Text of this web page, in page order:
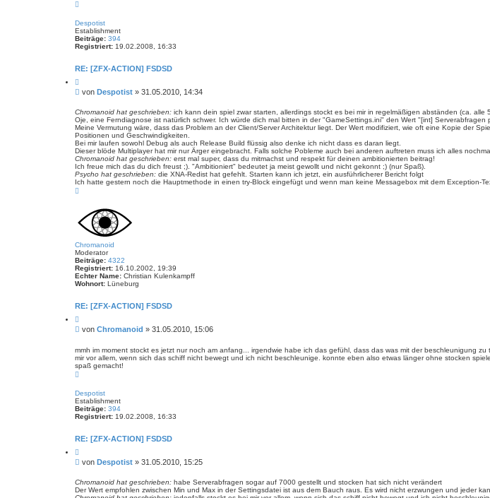
a
g
h
o
b
e
Despotist
Establishment
Beiträge: 394
Registriert: 19.02.2008, 16:33
RE: [ZFX-ACTION] FSDSD
i
t
e
r
e
n
B
i
t
r
a
g
von Despotist » 31.05.2010, 14:34
Chromanoid hat geschrieben: ich kann dein spiel zwar starten, allerdings stockt es bei mir in regelmäßigen abständen (ca. alle
Oje, eine Ferndiagnose ist natürlich schwer. Ich würde dich mal bitten in der "GameSettings.ini" den Wert "[int]
Meine Vermutung wäre, dass das Problem an der Client/Server Architektur liegt. Der Wert modifiziert, wie oft eine Kopie der
Positionen und Geschwindigkeiten.
Bei mir laufen sowohl Debug als auch Release Build flüssig also denke ich nicht dass es daran liegt.
Dieser blöde Multiplayer hat mir nur Ärger eingebracht. Falls solche Pobleme auch bei anderen auftreten muss ich alles
Chromanoid hat geschrieben: erst mal super, dass du mitmachst und respekt für deinen ambitionierten beitrag!
Ich freue mich das du dich freust ;). "Ambitioniert" bedeutet ja meist gewollt und nicht gekonnt ;) (nur Spaß).
Psycho hat geschrieben: die XNA-Redist hat gefehlt. Starten kann ich jetzt, ein ausführlicherer Bericht folgt
Ich hatte gestern noch die Hauptmethode in einen try-Block eingefügt und wenn man keine Messagebox mit dem Exception-
o
b
n
Chromanoid
Moderator
Beiträge: 4322
Registriert: 16.10.2002, 19:39
Echter Name: Christian Kulenkampff
Wohnort: Lüneburg
RE: [ZFX-ACTION] FSDSD
i
t
e
r
e
n
B
i
t
r
von Chromanoid » 31.05.2010, 15:06
mmh im moment stockt es jetzt nur noch am anfang... irgendwie habe ich das gefühl, dass das was mit der beschleunigung
mir vor allem, wenn sich das schiff nicht bewegt und ich nicht beschleunige. konnte eben also etwas länger ohne stocken
spaß gemacht!
h
o
b
e
Despotist
Establishment
Beiträge: 394
Registriert: 19.02.2008, 16:33
RE: [ZFX-ACTION] FSDSD
i
t
e
r
B
i
t
von Despotist » 31.05.2010, 15:25
Chromanoid hat geschrieben: habe Serverabfragen sogar auf 7000 gestellt und stocken hat sich nicht verändert
Der Wert empfohlen zwischen Min und Max in der Settingsdatei ist aus dem Bauch raus. Es wird nicht erzwungen und jeder